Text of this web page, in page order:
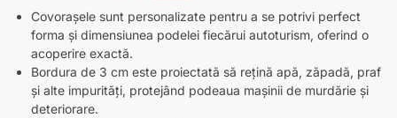
Covorașele sunt personalizate pentru a se potrivi perfect
forma și dimensiunea podelei fiecărui autoturism, oferind o
acoperire exactă.
Bordura de 3 cm este proiectată să rețină apă, zăpadă, praf
și alte impurități, protejând podeaua mașinii de murdărie și
deteriorare.